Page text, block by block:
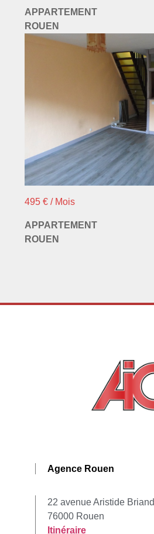
APPARTEMENT
ROUEN
495 € / Mois
APPARTEMENT
ROUEN
Agence Rouen
22 avenue Aristide Briand
76000 Rouen
Itinéraire